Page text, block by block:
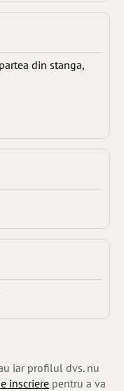
din stanga,
iar profilul dvs. nu
inscriere pentru a va